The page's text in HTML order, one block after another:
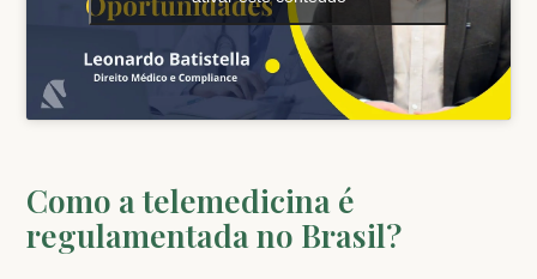
Como a telemedicina é
regulamentada no Brasil?